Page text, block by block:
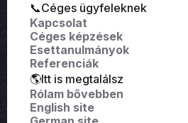
📞Céges ügyfeleknek
Kapcsolat
Céges képzések
Esettanulmányok
Referenciák
🌎Itt is megtalálsz
Rólam bővebben
English site